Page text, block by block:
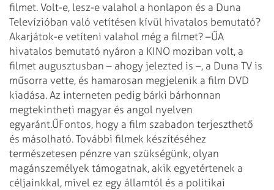
filmet. Volt-e, lesz-e valahol a honlapon és a Duna
Televízióban való vetítésen kívül hivatalos bemutató?
Akarjátok-e vetíteni valahol még a filmet? –ŰA
hivatalos bemutató nyáron a KINO moziban volt, a
filmet augusztusban – ahogy jelezted is –, a Duna TV is
műsorra vette, és hamarosan megjelenik a film DVD
kiadása. Az interneten pedig bárki bárhonnan
megtekintheti magyar és angol nyelven
egyaránt.ŰFontos, hogy a film szabadon terjeszthető
és másolható. További filmek készítéséhez
természetesen pénzre van szükségünk, olyan
magánszemélyek támogatnak, akik egyetértenek a
céljainkkal, mivel ez egy államtól és a politikai